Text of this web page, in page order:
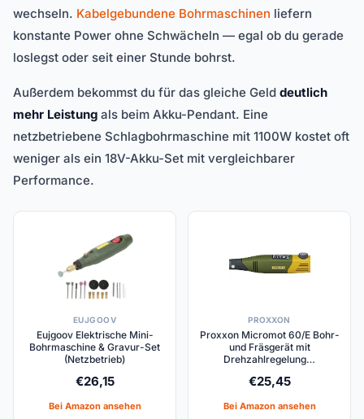
wechseln. Kabelgebundene Bohrmaschinen liefern
konstante Power ohne Schwächeln — egal ob du gerade
loslegst oder seit einer Stunde bohrst.
Außerdem bekommst du für das gleiche Geld deutlich
mehr Leistung als beim Akku-Pendant. Eine
netzbetriebene Schlagbohrmaschine mit 1100W kostet oft
weniger als ein 18V-Akku-Set mit vergleichbarer
Performance.
EUJGOOV
Eujgoov Elektrische Mini-
Bohrmaschine & Gravur-Set
(Netzbetrieb)
€26,15
Bei Amazon ansehen
PROXXON
Proxxon Micromot 60/E Bohr-
und Fräsgerät mit
Drehzahlregelung…
€25,45
Bei Amazon ansehen